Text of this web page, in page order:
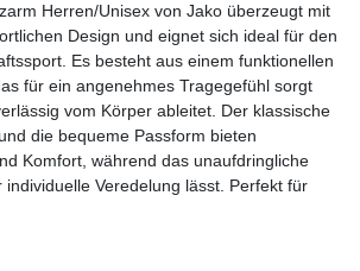
Herren/Unisex von Jako überzeugt mit
Design und eignet sich ideal für den
Es besteht aus einem funktionellen
für ein angenehmes Tragegefühl sorgt
vom Körper ableitet. Der klassische
die bequeme Passform bieten
Komfort, während das unaufdringliche
individuelle Veredelung lässt. Perfekt für